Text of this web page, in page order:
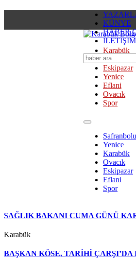
KÜNYE
HABER
İLETİŞİM
Karabük
Safranbolu
Eskipazar
Yenice
Eflani
Ovacık
Spor
Safranbolu
Yenice
Karabük
Ovacık
Eskipazar
Eflani
Spor
SAĞLIK BAKANI CUMA GÜNÜ
Karabük
BAŞKAN KÖSE, TARİHİ